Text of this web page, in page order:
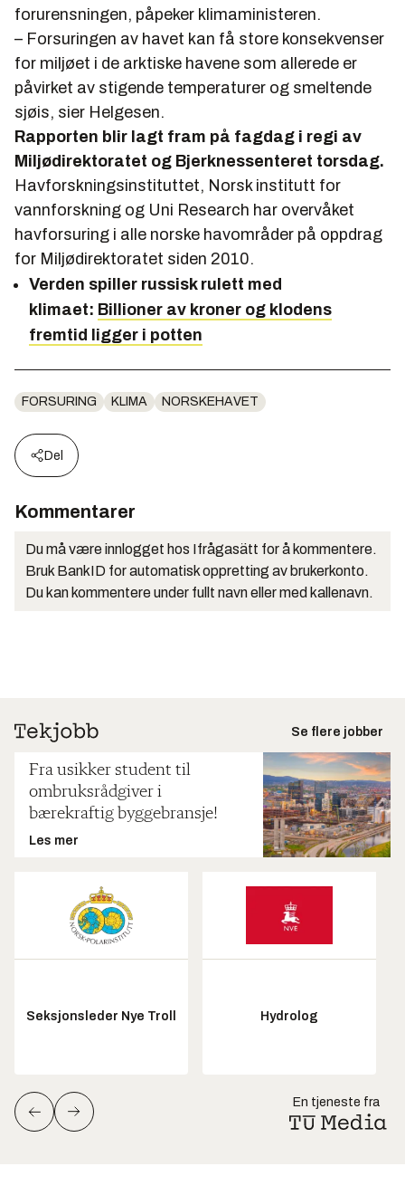
forurensningen, påpeker klimaministeren.
– Forsuringen av havet kan få store konsekvenser
for miljøet i de arktiske havene som allerede er
påvirket av stigende temperaturer og smeltende
sjøis, sier Helgesen.
Rapporten blir lagt fram på fagdag i regi av
Miljødirektoratet og Bjerknessenteret torsdag.
Havforskningsinstituttet, Norsk institutt for
vannforskning og Uni Research har overvåket
havforsuring i alle norske havområder på oppdrag
for Miljødirektoratet siden 2010.
Verden spiller russisk rulett med
klimaet: Billioner av kroner og klodens
fremtid ligger i potten
FORSURING KLIMA NORSKEHAVET
Del
Kommentarer
Du må være innlogget hos Ifrågasätt for å kommentere.
Bruk BankID for automatisk oppretting av brukerkonto.
Du kan kommentere under fullt navn eller med kallenavn.
Se flere jobber
Fra usikker student til
ombruksrådgiver i
bærekraftig byggebransje!
Les mer
Seksjonsleder Nye Troll Hydrolog
En tjeneste fra